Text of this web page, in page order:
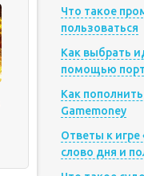
Что такое
пользоваться
Как выбрать
помощью
Как
Gamemoney
Ответы к игре
слово дня и